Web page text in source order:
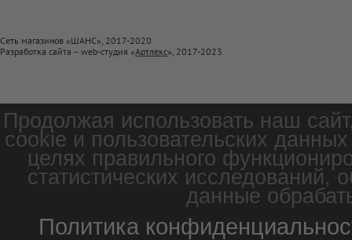
Сеть магазинов «ШАНС», 2017-2020
Разработка сайта – web-студия «Артлекс», 2017-2023
Продолжая использовать наш
cookie и пользовательских
целях правильного
статистических
данные
Политика